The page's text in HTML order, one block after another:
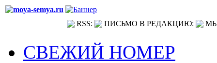
RSS: ПИСЬМО В РЕДАКЦИЮ:
СВЕЖИЙ НОМЕР